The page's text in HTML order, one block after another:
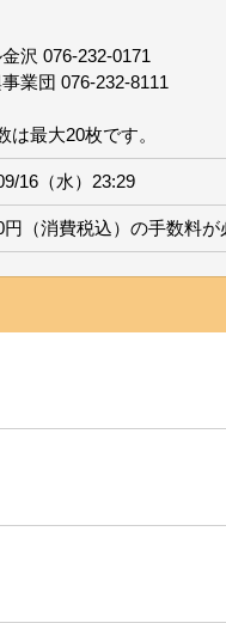
沢 076-232-0171
業団 076-232-8111
最大20枚です。
16（水）23:29
（消費税込）の手数料が